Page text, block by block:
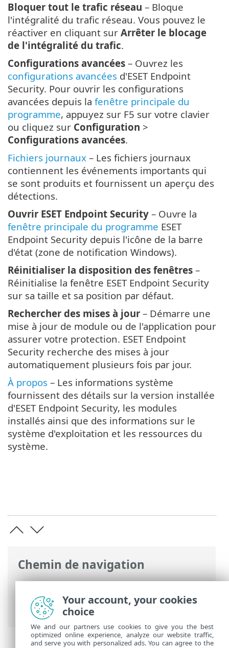
Chemin de navigation
Aide en ligne ESET>ESET Endpoint
Security >Commencer> Icône dans la
partie système de la barre des tâches
Bloquer tout le trafic réseau – Bloque
l'intégralité du trafic réseau. Vous pouvez le
réactiver en cliquant sur Arrêter le blocage
de l'intégralité du trafic.
Configurations avancées – Ouvrez les
configurations avancées d'ESET Endpoint
Security. Pour ouvrir les configurations
avancées depuis la fenêtre principale du
programme, appuyez sur F5 sur votre clavier
ou cliquez sur Configuration >
Configurations avancées.
Fichiers journaux – Les fichiers journaux
contiennent les événements importants qui
se sont produits et fournissent un aperçu des
détections.
Ouvrir ESET Endpoint Security – Ouvre la
fenêtre principale du programme ESET
Endpoint Security depuis l'icône de la barre
d'état (zone de notification Windows).
Réinitialiser la disposition des fenêtres –
Réinitialise la fenêtre ESET Endpoint Security
sur sa taille et sa position par défaut.
Rechercher des mises à jour – Démarre une
mise à jour de module ou de l'application pour
assurer votre protection. ESET Endpoint
Security recherche des mises à jour
automatiquement plusieurs fois par jour.
À propos – Les informations système
fournissent des détails sur la version installée
d'ESET Endpoint Security, les modules
installés ainsi que des informations sur le
système d'exploitation et les ressources du
système.
Your account, your cookies
choice
We and our partners use cookies to give you the best
optimized online experience, analyze our website traffic,
and serve you with personalized ads. You can agree to the